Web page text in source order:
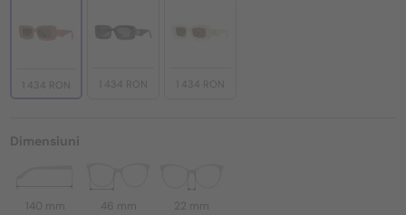
1 434 RON 1 434 RON 1 434 RON
Dimensiuni
140 mm 46 mm 22 mm